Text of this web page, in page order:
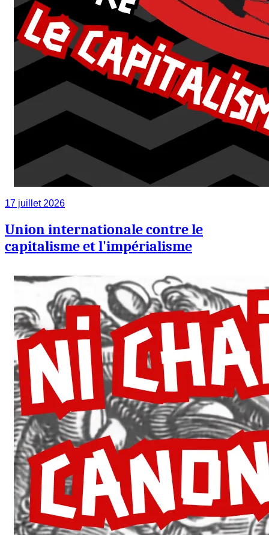
17 juillet 2026
Union internationale contre le
capitalisme et l'impérialisme